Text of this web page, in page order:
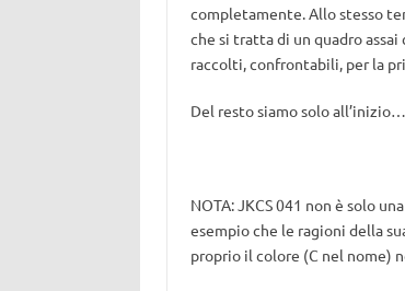
completamente. Allo stesso
che si tratta di un quadro
raccolti, confrontabili, per la
Del resto siamo solo all’inizio…
NOTA: JKCS 041 non è solo
esempio che le ragioni della
proprio il colore (C nel nome)